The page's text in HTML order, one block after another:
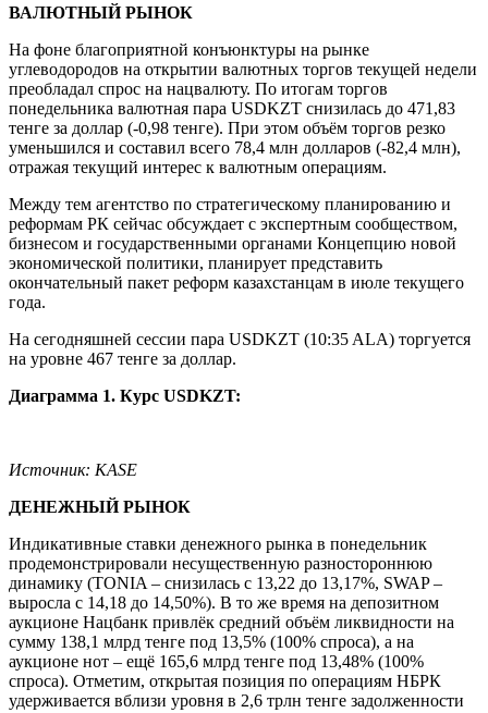
ВАЛЮТНЫЙ РЫНОК
На фоне благоприятной конъюнктуры на рынке
углеводородов на открытии валютных торгов текущей недели
преобладал спрос на нацвалюту. По итогам торгов
понедельника валютная пара USDKZT снизилась до 471,83
тенге за доллар (-0,98 тенге). При этом объём торгов резко
уменьшился и составил всего 78,4 млн долларов (-82,4 млн),
отражая текущий интерес к валютным операциям.
Между тем агентство по стратегическому планированию и
реформам РК сейчас обсуждает с экспертным сообществом,
бизнесом и государственными органами Концепцию новой
экономической политики, планирует представить
окончательный пакет реформ казахстанцам в июле текущего
года.
На сегодняшней сессии пара USDKZT (10:35 ALA) торгуется
на уровне 467 тенге за доллар.
Диаграмма 1. Курс USDKZT:
Источник: KASE
ДЕНЕЖНЫЙ РЫНОК
Индикативные ставки денежного рынка в понедельник
продемонстрировали несущественную разностороннюю
динамику (TONIA – снизилась с 13,22 до 13,17%, SWAP –
выросла с 14,18 до 14,50%). В то же время на депозитном
аукционе Нацбанк привлёк средний объём ликвидности на
сумму 138,1 млрд тенге под 13,5% (100% спроса), а на
аукционе нот – ещё 165,6 млрд тенге под 13,48% (100%
спроса). Отметим, открытая позиция по операциям НБРК
удерживается вблизи уровня в 2,6 трлн тенге задолженности